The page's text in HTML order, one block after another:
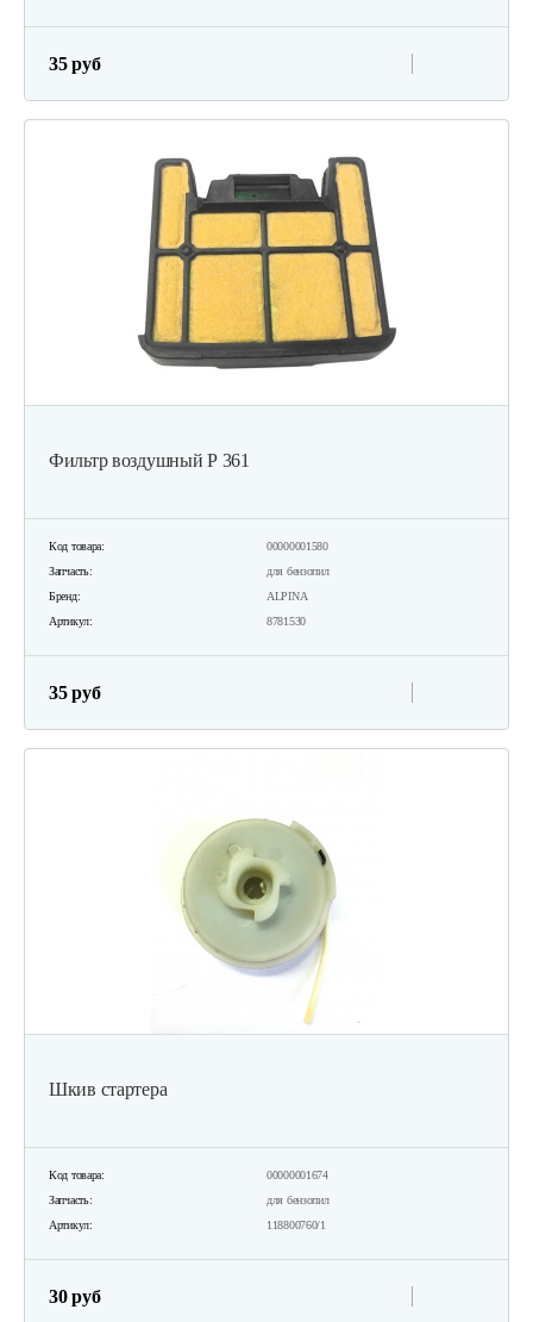
35 руб
Фильтр воздушный Р 361
Код товара:
00000001580
Запчасть:
для бензопил
Бренд:
ALPINA
Артикул:
8781530
35 руб
Шкив стартера
Код товара:
00000001674
Запчасть:
для бензопил
Артикул:
118800760/1
30 руб